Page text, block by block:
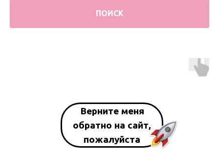
ПОИСК
Верните меня
обратно на сайт,
пожалуйста